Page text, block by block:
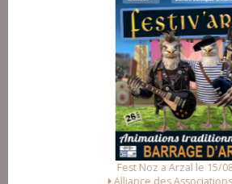
Fest Noz a Arzal le 15/
Alliance des Associations